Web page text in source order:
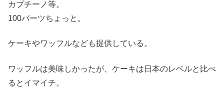
カプチーノ等。
100バーツちょっと。
ケーキやワッフルなども提供している。
ワッフルは美味しかったが、ケーキは日本のレベルと比べ
るとイマイチ。